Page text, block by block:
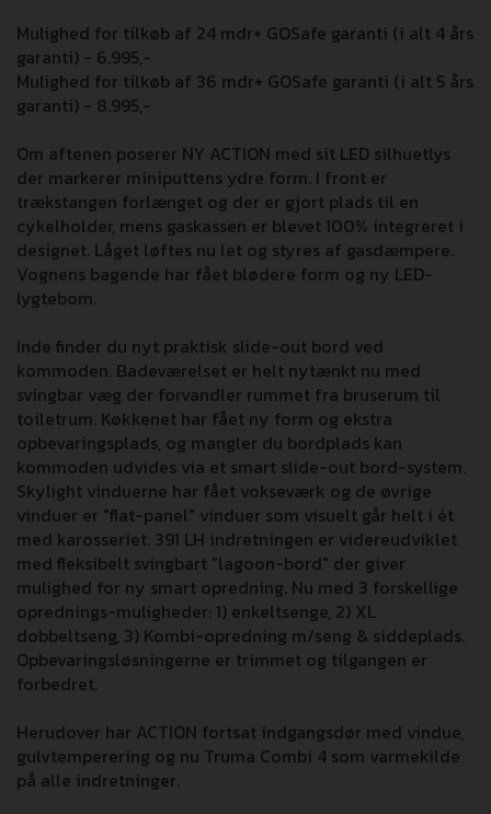
Mulighed for tilkøb af 24 mdr+ GOSafe garanti (i alt 4 års
garanti) - 6.995,-
Mulighed for tilkøb af 36 mdr+ GOSafe garanti (i alt 5 års
garanti) - 8.995,-
Om aftenen poserer NY ACTION med sit LED silhuetlys
der markerer miniputtens ydre form. I front er
trækstangen forlænget og der er gjort plads til en
cykelholder, mens gaskassen er blevet 100% integreret i
designet. Låget løftes nu let og styres af gasdæmpere.
Vognens bagende har fået blødere form og ny LED-
lygtebom.
Inde finder du nyt praktisk slide-out bord ved
kommoden. Badeværelset er helt nytænkt nu med
svingbar væg der forvandler rummet fra bruserum til
toiletrum. Køkkenet har fået ny form og ekstra
opbevaringsplads, og mangler du bordplads kan
kommoden udvides via et smart slide-out bord-system.
Skylight vinduerne har fået vokseværk og de øvrige
vinduer er "flat-panel" vinduer som visuelt går helt i ét
med karosseriet. 391 LH indretningen er videreudviklet
med fleksibelt svingbart "lagoon-bord" der giver
mulighed for ny smart opredning. Nu med 3 forskellige
oprednings-muligheder: 1) enkeltsenge, 2) XL
dobbeltseng, 3) Kombi-opredning m/seng & siddeplads.
Opbevaringsløsningerne er trimmet og tilgangen er
forbedret.
Herudover har ACTION fortsat indgangsdør med vindue,
gulvtemperering og nu Truma Combi 4 som varmekilde
på alle indretninger.